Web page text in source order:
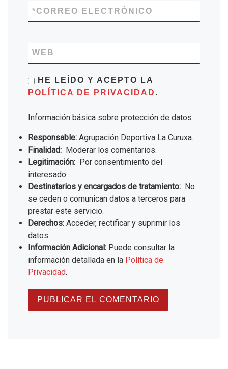
CORREO ELECTRÓNICO
*
WEB
HE LEÍDO Y ACEPTO LA
POLÍTICA DE PRIVACIDAD .
Información básica sobre protección de datos
Responsable: Agrupación Deportiva La Curuxa.
Finalidad: Moderar los comentarios.
Legitimación: Por consentimiento del
interesado.
Destinatarios y encargados de tratamiento: No
se ceden o comunican datos a terceros para
prestar este servicio.
Derechos: Acceder, rectificar y suprimir los
datos.
Información Adicional: Puede consultar la
información detallada en la Política de
Privacidad.